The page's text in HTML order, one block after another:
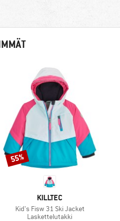
MERKKI
KILLTEC
Tuote
Kid's Fisw 31 Ski Jacket
Tuoteryhmä
Laskettelutakki
Alennus
55%